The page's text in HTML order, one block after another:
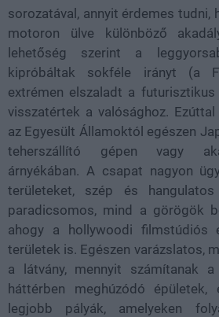
sorozatával, annyit érdemes tudni,
motoron ülve különböző
lehetőség szerint a
kipróbáltak sokféle irányt (a
extrémen elszaladt a
visszatértek a valósághoz.
az Egyesült Államoktól egészen
teherszállító gépen vagy
árnyékában. A csapat nagyon
területeket, szép és
paradicsomos, mind a görögök
ahogy a hollywoodi filmstúdiós
területek is. Egészen varázslatos,
a látvány, mennyit számítanak
háttérben meghúzódó épületek,
legjobb pályák, amelyeken